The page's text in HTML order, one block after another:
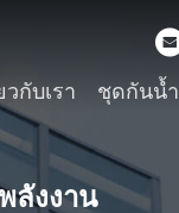
วกับเรา ชุดกันน้ำ
ลังงาน